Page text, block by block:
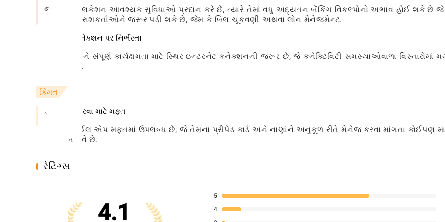
જ્યારે એપ્લિકેશન આવશ્યક સુવિધાઓ પ્રદાન કરે છે, ત્યારે તેમાં વધુ અદ્યતન બેંકિંગ વિકલ્પોનો અભાવ હોઈ શકે છે
કેટલાક વપરાશકર્તાઓને જરૂર પડી શકે છે, જેમ કે બિલ ચૂકવણી અથવા લોન મેનેજમેન્ટ.
ઇન્ટરનેટ કનેક્શન પર નિર્ભરતા
એપ્લિકેશનને સંપૂર્ણ કાર્યક્ષમતા માટે સ્થિર ઇન્ટરનેટ કનેક્શનની જરૂર છે, જે કનેક્ટિવિટી સમસ્યાઓવાળા વિસ્તારોમાં
હોઈ શકે છે.
કિંમત
ડાઉનલોડ કરવા માટે મફત
PLS મોબાઈલ એપ મફતમાં ઉપલબ્ધ છે, જે તેમના પ્રીપેડ કાર્ડ અને નાણાંને અનુકૂળ રીતે મેનેજ કરવા માંગતા કોઈપણ
સુલભ બનાવે છે.
રેટિંગ્સ
4.1
5
4